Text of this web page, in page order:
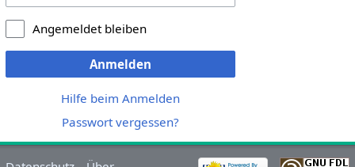
Angemeldet bleiben
Anmelden
Hilfe beim Anmelden
Passwort vergessen?